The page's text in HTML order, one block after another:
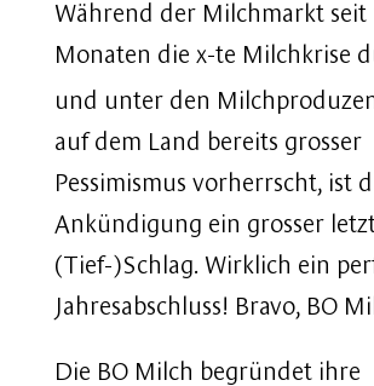
Während der Milchmarkt seit
Monaten die x-te Milchkrise
und unter den
auf dem Land bereits grosser
Pessimismus vorherrscht, ist
Ankündigung ein grosser
(Tief-)Schlag. Wirklich ein
Jahresabschluss! Bravo, BO
Die BO Milch begründet ihre